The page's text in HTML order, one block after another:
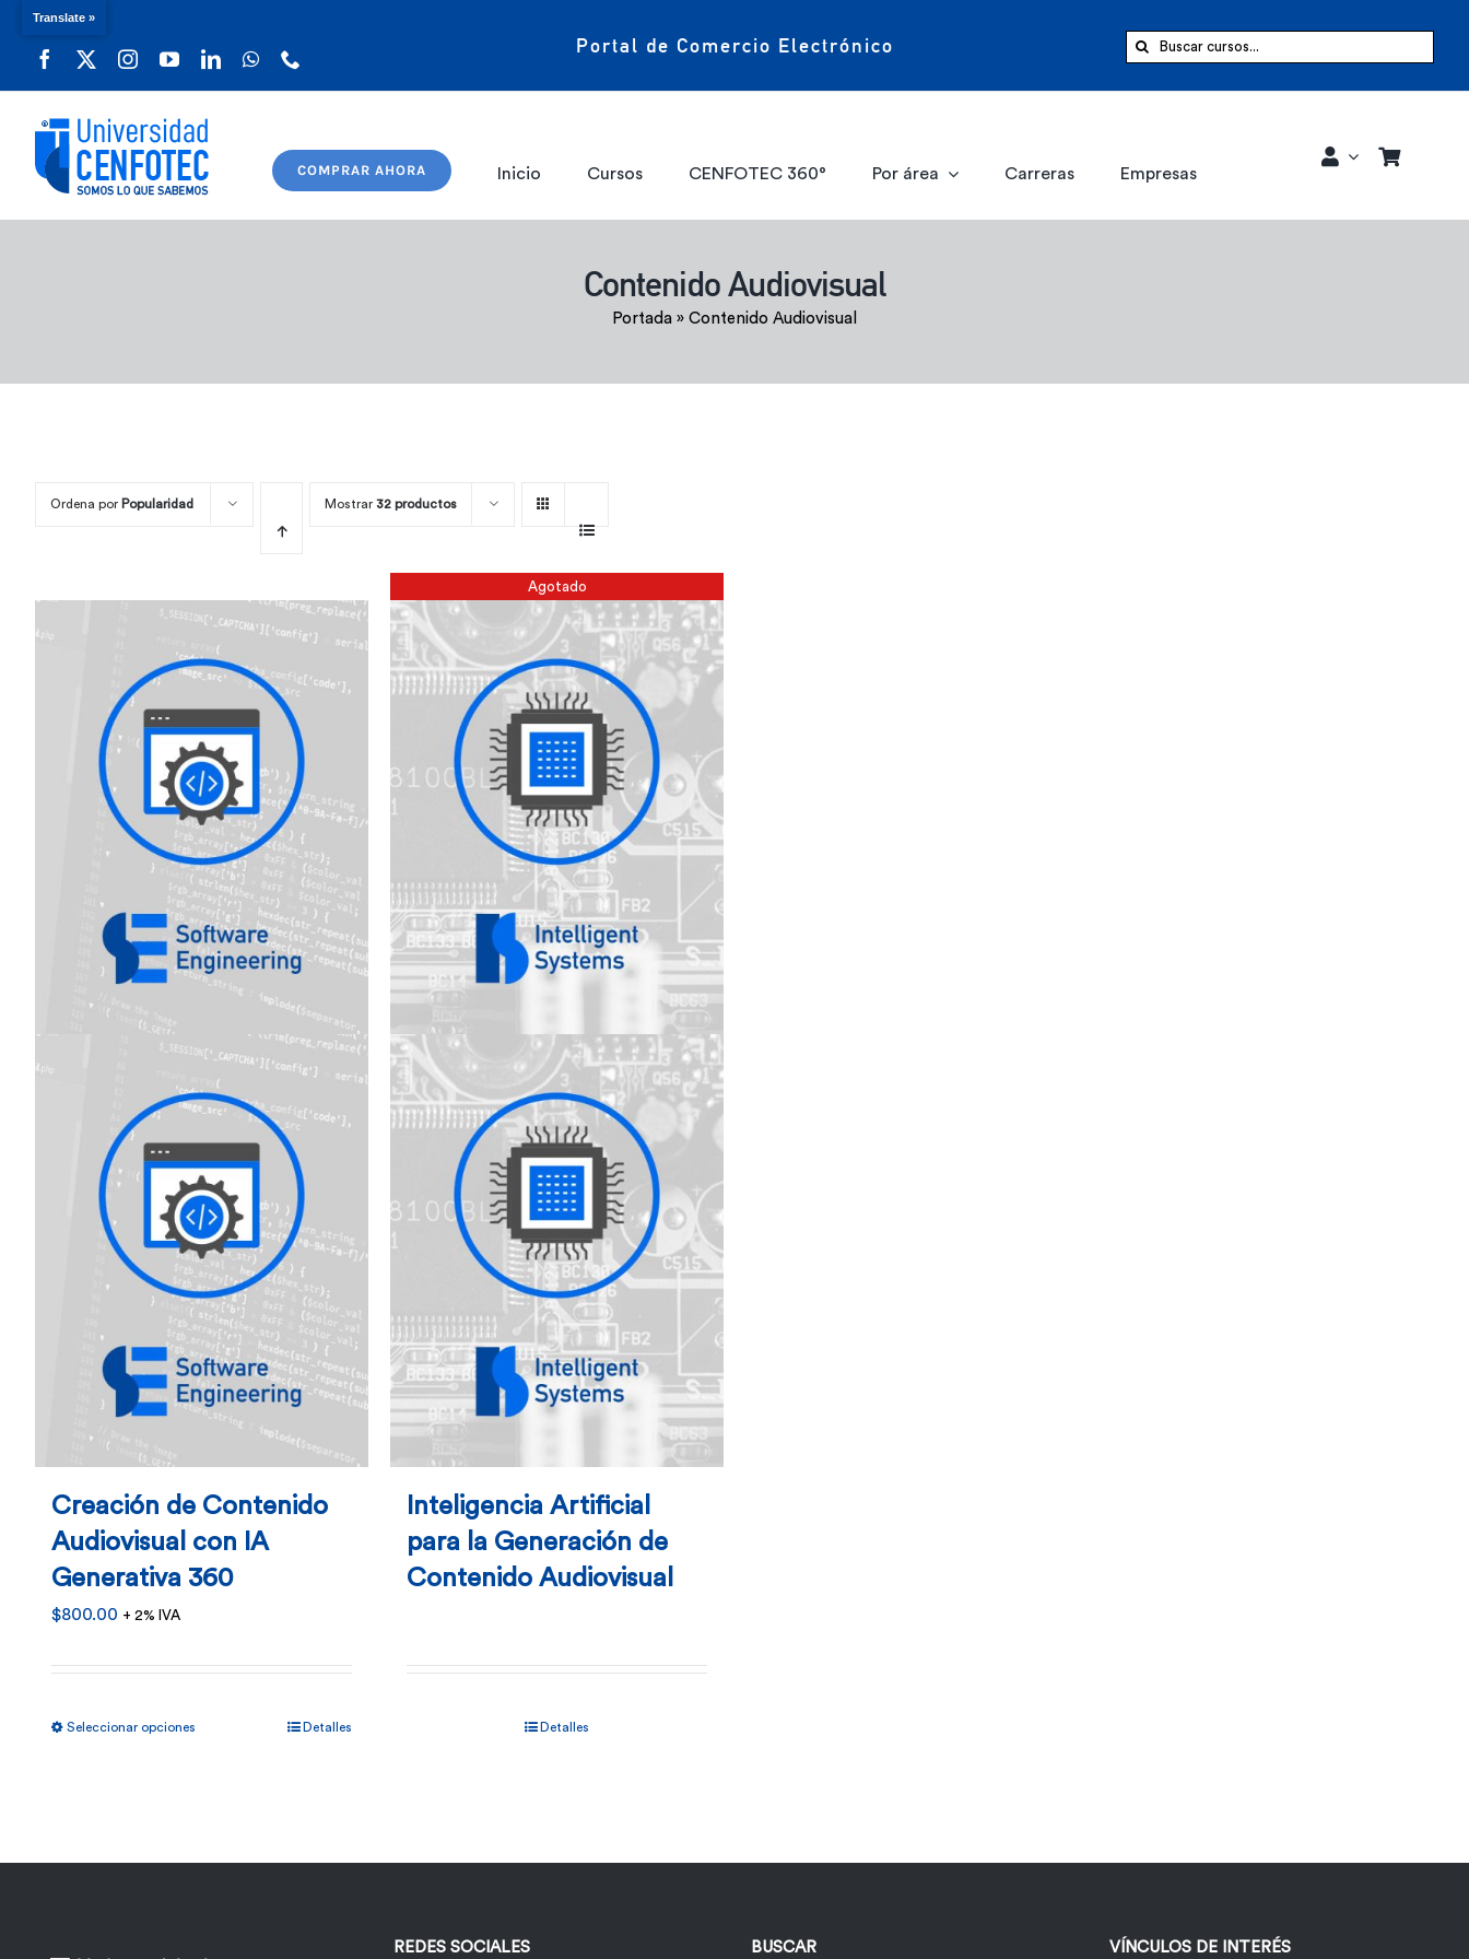
Portal de Comercio Electrónico Buscar:
COMPRAR AHORA Inicio Cursos CENFOTEC 360° Por área Carreras Empresas
Contenido Audiovisual
Portada » Contenido Audiovisual
Ordena por Popularidad Mostrar 32 productos
Creación de Contenido
Audiovisual con IA
Generativa 360
$800.00 + 2% IVA
Seleccionar opciones Detalles
Agotado
Inteligencia Artificial
para la Generación de
Contenido Audiovisual
Detalles
REDES SOCIALES BUSCAR VÍNCULOS DE INTERÉS
Translate »